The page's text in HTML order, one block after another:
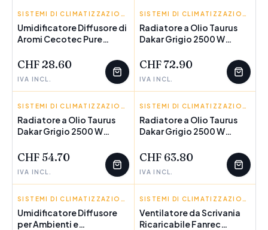
CECOTEC
POCHI PEZZI
SISTEMI DI CLIMATIZZAZIONE
Umidificatore Diffusore di
Aromi Cecotec Pure
Plastica 150 ml (7 W) (1
CHF 28.60
IVA INCL.
TAURUS
POCHI PEZZI
SISTEMI DI CLIMATIZZAZIONE
Radiatore a Olio Taurus
Dakar Grigio 2500 W
CHF 72.90
IVA INCL.
TAURUS
POCHI PEZZI
SISTEMI DI CLIMATIZZAZIONE
Radiatore a Olio Taurus
Dakar Grigio 2500 W
CHF 54.70
IVA INCL.
TAURUS
POCHI PEZZI
SISTEMI DI CLIMATIZZAZIONE
Radiatore a Olio Taurus
Dakar Grigio 2500 W
CHF 63.80
IVA INCL.
INNOVAGOODS
POCHI PEZZI
SISTEMI DI CLIMATIZZAZIONE
Umidificatore Diffusore
per Ambienti e
INNOVAGOODS SISTEMI DI CLIMATIZZAZIONE
Ventilatore da Scrivania
Ricaricabile Fanrec